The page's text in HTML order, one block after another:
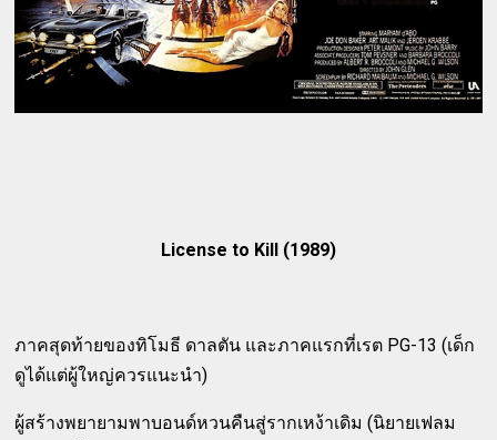
License to Kill (1989)
ภาคสุดท้ายของทิโมธี ดาลตัน และภาคแรกที่เรต PG-13 (เด็ก
ดูได้แต่ผู้ใหญ่ควรแนะนำ)
ผู้สร้างพยายามพาบอนด์หวนคืนสู่รากเหง้าเดิม (นิยายเฟลม